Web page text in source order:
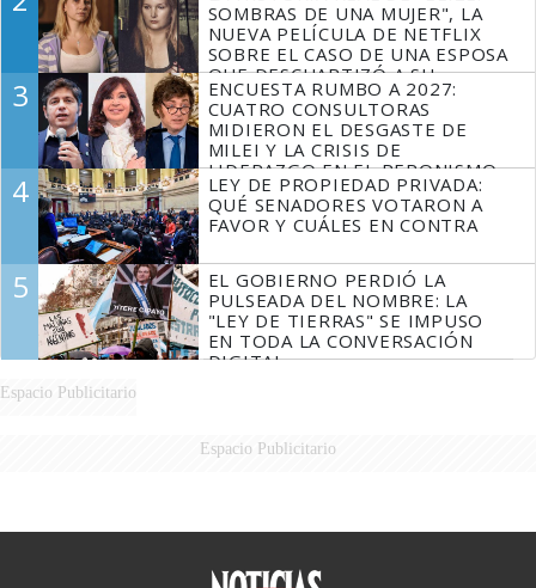
SOMBRAS DE UNA MUJER", LA
NUEVA PELÍCULA DE NETFLIX
SOBRE EL CASO DE UNA ESPOSA
QUE DESCUARTIZÓ A SU
MARIDO
3
ENCUESTA RUMBO A 2027:
CUATRO CONSULTORAS
MIDIERON EL DESGASTE DE
MILEI Y LA CRISIS DE
LIDERAZGO EN EL PERONISMO
4
LEY DE PROPIEDAD PRIVADA:
QUÉ SENADORES VOTARON A
FAVOR Y CUÁLES EN CONTRA
5
EL GOBIERNO PERDIÓ LA
PULSEADA DEL NOMBRE: LA
"LEY DE TIERRAS" SE IMPUSO
EN TODA LA CONVERSACIÓN
DIGITAL
Espacio Publicitario
Espacio Publicitario